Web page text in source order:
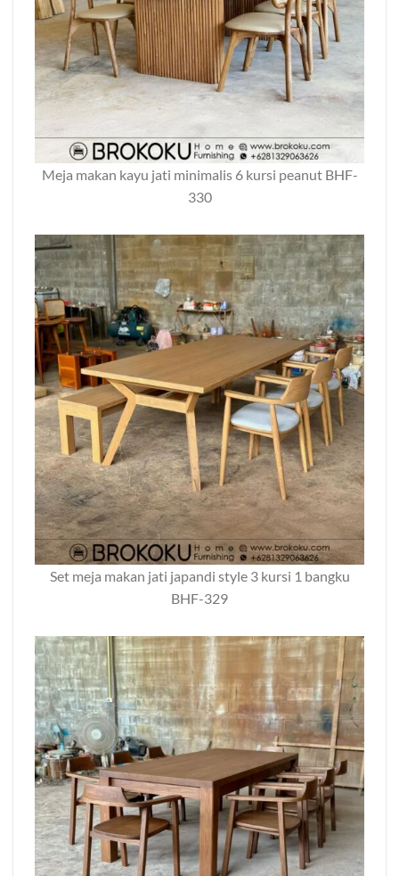
Meja makan kayu jati minimalis 6 kursi peanut BHF-
330
Set meja makan jati japandi style 3 kursi 1 bangku
BHF-329